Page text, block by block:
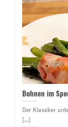
Bohnen im
Der Klassiker
[...]